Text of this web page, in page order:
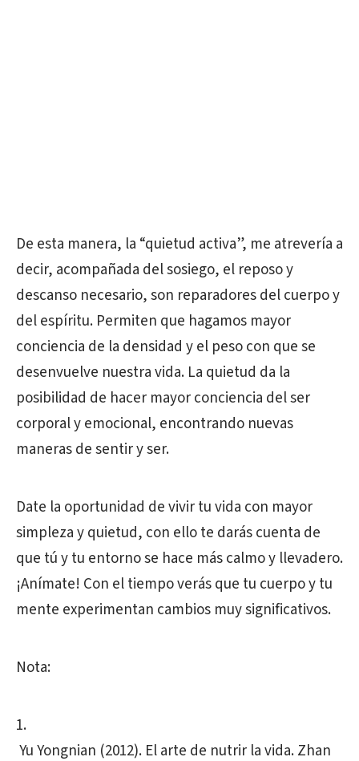
De esta manera, la “quietud activa”, me atrevería a
decir, acompañada del sosiego, el reposo y
descanso necesario, son reparadores del cuerpo y
del espíritu. Permiten que hagamos mayor
conciencia de la densidad y el peso con que se
desenvuelve nuestra vida. La quietud da la
posibilidad de hacer mayor conciencia del ser
corporal y emocional, encontrando nuevas
maneras de sentir y ser.
Date la oportunidad de vivir tu vida con mayor
simpleza y quietud, con ello te darás cuenta de
que tú y tu entorno se hace más calmo y llevadero.
¡Anímate! Con el tiempo verás que tu cuerpo y tu
mente experimentan cambios muy significativos.
Nota:
Yu Yongnian (2012). El arte de nutrir la vida. Zhan